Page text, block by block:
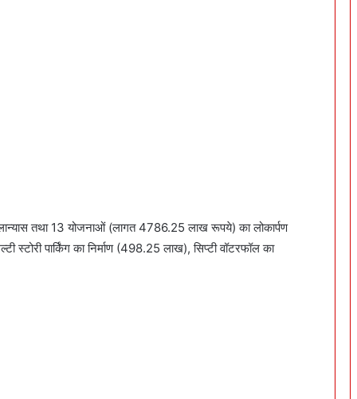
तथा 13 योजनाओं (लागत 4786.25 लाख रूपये) का लोकार्पण
पार्किंग का निर्माण (498.25 लाख), सिप्टी वॉटरफॉल का